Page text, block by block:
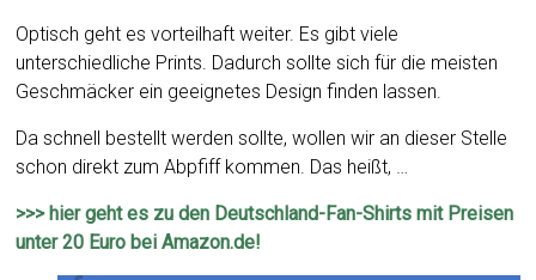
Optisch geht es vorteilhaft weiter. Es gibt viele
unterschiedliche Prints. Dadurch sollte sich für die meisten
Geschmäcker ein geeignetes Design finden lassen.
Da schnell bestellt werden sollte, wollen wir an dieser Stelle
schon direkt zum Abpfiff kommen. Das heißt, …
>>> hier geht es zu den Deutschland-Fan-Shirts mit Preisen
unter 20 Euro bei Amazon.de!